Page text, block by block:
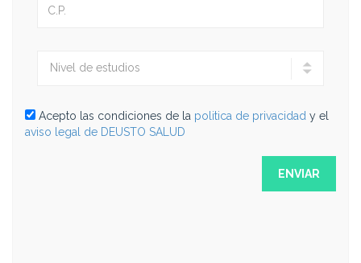
Acepto las condiciones de la politica de privacidad y el
aviso legal de DEUSTO SALUD